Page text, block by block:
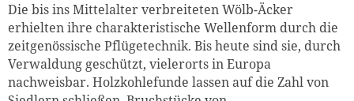
Die bis ins Mittelalter verbreiteten Wölb-Äcker
erhielten ihre charakteristische Wellenform durch die
zeitgenössi­sche Pflügetechnik. Bis heute sind sie, durch
Verwaldung ge­schützt, vielerorts in Europa
nachweisbar. Holzkohlefunde lassen auf die Zahl von